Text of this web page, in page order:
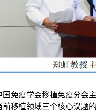
免疫学会移植免疫分会
移植领域三个核心议题